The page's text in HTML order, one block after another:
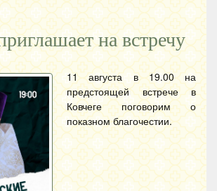
на встречу
11 августа в 19.00 на
предстоящей встрече в
Ковчеге поговорим о
показном благочестии.